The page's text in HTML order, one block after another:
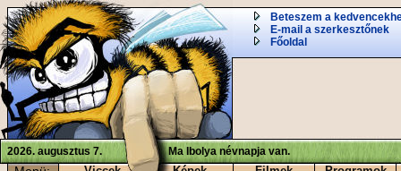
Beteszem a
E-mail a szerkesztőnek
Főoldal
2026. augusztus 7. Ma Ibolya névnapja van.